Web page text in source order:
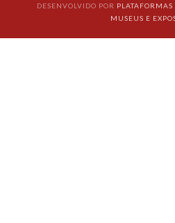
DESENVOLVIDO POR
MUSEUS E